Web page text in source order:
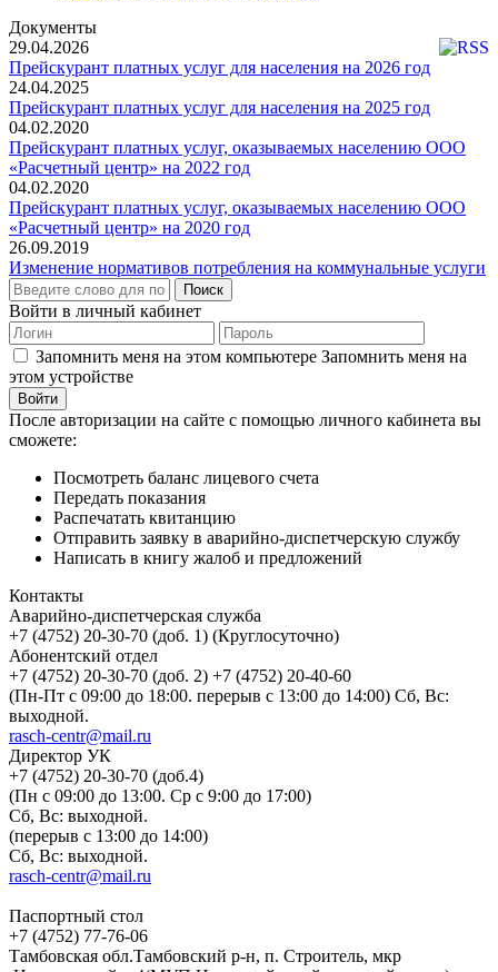
Документы
29.04.2026
Прейскурант платных услуг для населения на 2026 год
24.04.2025
Прейскурант платных услуг для населения на 2025 год
04.02.2020
Прейскурант платных услуг, оказываемых населению ООО
«Расчетный центр» на 2022 год
04.02.2020
Прейскурант платных услуг, оказываемых населению ООО
«Расчетный центр» на 2020 год
26.09.2019
Изменение нормативов потребления на коммунальные услуги
Поиск
Войти в личный кабинет
Запомнить меня на этом компьютере Запомнить меня на
этом устройстве
После авторизации на сайте с помощью личного кабинета вы
сможете:
Посмотреть баланс лицевого счета
Передать показания
Распечатать квитанцию
Отправить заявку в аварийно-диспетчерскую службу
Написать в книгу жалоб и предложений
Контакты
Аварийно-диспетчерская служба
+7 (4752) 20-30-70 (доб. 1) (Круглосуточно)
Абонентский отдел
+7 (4752) 20-30-70 (доб. 2) +7 (4752) 20-40-60
(Пн-Пт с 09:00 до 18:00. перерыв с 13:00 до 14:00) Сб, Вс:
выходной.
rasch-centr@mail.ru
Директор УК
+7 (4752) 20-30-70 (доб.4)
(Пн с 09:00 до 13:00. Ср с 9:00 до 17:00)
Сб, Вс: выходной.
(перерыв с 13:00 до 14:00)
Сб, Вс: выходной.
rasch-centr@mail.ru
Паспортный стол
+7 (4752) 77-76-06
Тамбовская обл.Тамбовский р-н, п. Строитель, мкр